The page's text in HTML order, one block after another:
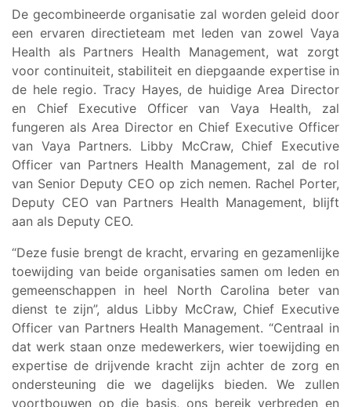
De gecombineerde organisatie zal worden geleid door
een ervaren directieteam met leden van zowel Vaya
Health als Partners Health Management, wat zorgt
voor continuiteit, stabiliteit en diepgaande expertise in
de hele regio. Tracy Hayes, de huidige Area Director
en Chief Executive Officer van Vaya Health, zal
fungeren als Area Director en Chief Executive Officer
van Vaya Partners. Libby McCraw, Chief Executive
Officer van Partners Health Management, zal de rol
van Senior Deputy CEO op zich nemen. Rachel Porter,
Deputy CEO van Partners Health Management, blijft
aan als Deputy CEO.
“Deze fusie brengt de kracht, ervaring en gezamenlijke
toewijding van beide organisaties samen om leden en
gemeenschappen in heel North Carolina beter van
dienst te zijn”, aldus Libby McCraw, Chief Executive
Officer van Partners Health Management. “Centraal in
dat werk staan onze medewerkers, wier toewijding en
expertise de drijvende kracht zijn achter de zorg en
ondersteuning die we dagelijks bieden. We zullen
voortbouwen op die basis, ons bereik verbreden en